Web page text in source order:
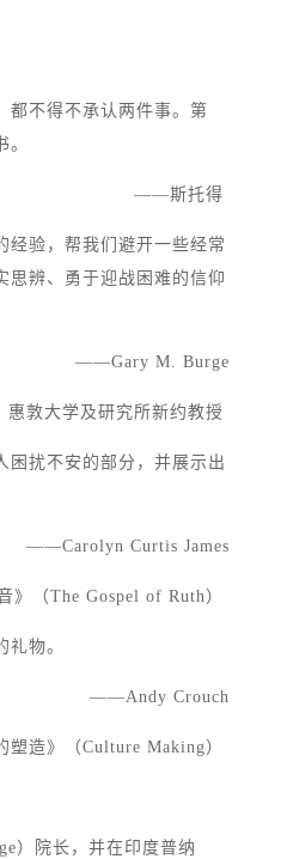
都不得不承认两件事。第
。
——斯托得
经验，帮我们避开一些经常
思辨、勇于迎战困难的信仰
——Gary M. Burge
惠敦大学及研究所新约教授
困扰不安的部分，并展示出
——Carolyn Curtis James
》（The Gospel of Ruth）
礼物。
——Andy Crouch
塑造》（Culture Making）
）院长，并在印度普纳